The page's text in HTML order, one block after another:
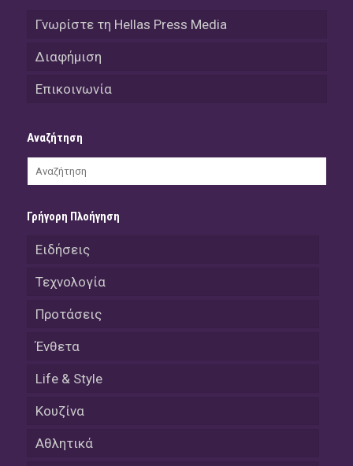
Γνωρίστε τη Hellas Press Media
Διαφήμιση
Επικοινωνία
Αναζήτηση
Γρήγορη Πλοήγηση
Ειδήσεις
Τεχνολογία
Προτάσεις
Ένθετα
Life & Style
Κουζίνα
Αθλητικά